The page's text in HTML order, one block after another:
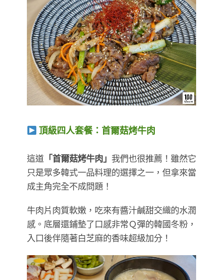
頂級四人套餐：首爾菇烤牛肉
​​​​​​​這道 「首爾菇烤牛肉」 我們也很推薦！雖然它
只是眾多韓式一品料理的選擇之一，但拿來當
成主角完全不成問題！
牛肉片肉質軟嫩，吃來有醬汁鹹甜交織的水潤
感。底層還鋪墊了口感非常Ｑ彈的韓國冬粉，
入口後伴隨著白芝麻的香味超級加分！